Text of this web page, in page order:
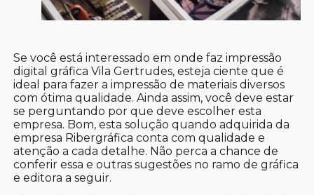
Se você está interessado em onde faz impressão
digital gráfica Vila Gertrudes, esteja ciente que é
ideal para fazer a impressão de materiais diversos
com ótima qualidade. Ainda assim, você deve estar
se perguntando por que deve escolher esta
empresa. Bom, esta solução quando adquirida da
empresa Ribergráfica conta com qualidade e
atenção a cada detalhe. Não perca a chance de
conferir essa e outras sugestões no ramo de gráfica
e editora a seguir.